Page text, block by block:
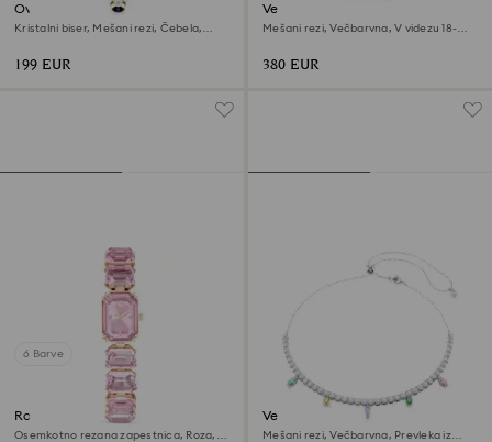
Ovratnica Idyllia
Kristalni biser, Mešani rezi, Čebela,
199 EUR
Verižica Imber
Mešani rezi, Večbarvna, V videzu 18-
380 EUR
6 Barve
Ročna ura
Osemkotno rezana zapestnica, Roza,
Verižica Ariana Grande x
Swarovski
Mešani rezi, Večbarvna, Prevleka iz